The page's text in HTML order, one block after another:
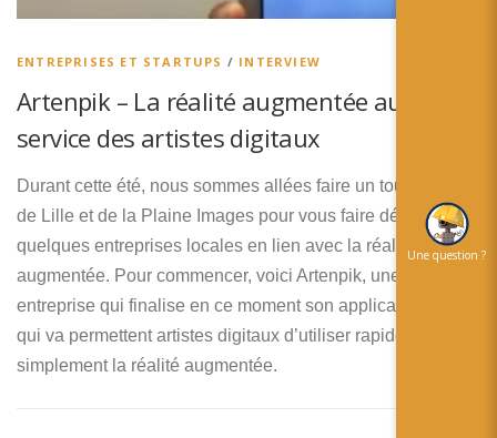
Español
ENTREPRISES ET STARTUPS / INTERVIEW
Artenpik – La réalité augmentée au
service des artistes digitaux
Durant cette été, nous sommes allées faire un tour du coté
de Lille et de la Plaine Images pour vous faire découvrir
quelques entreprises locales en lien avec la réalité
augmentée. Pour commencer, voici Artenpik, une jeune
entreprise qui finalise en ce moment son application ARGO
qui va permettent artistes digitaux d’utiliser rapidement et
simplement la réalité augmentée.
Une question ?